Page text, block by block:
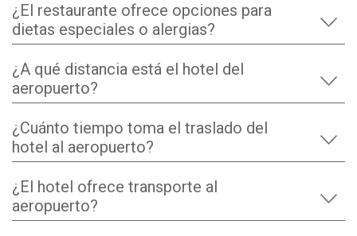
¿El restaurante ofrece opciones para
dietas especiales o alergias?
¿A qué distancia está el hotel del
aeropuerto?
¿Cuánto tiempo toma el traslado del
hotel al aeropuerto?
¿El hotel ofrece transporte al
aeropuerto?